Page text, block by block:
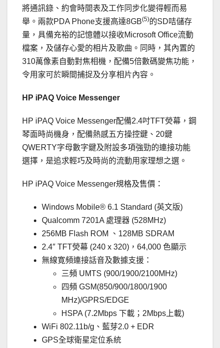
將通訊錄、約會時間表及工作同步化變得輕而易
舉。兩款PDA Phone支援高達8GB(5)的SD咭儲存
量，具備充裕的記憶體以接收Microsoft Office流動
檔案，及儲存心愛的相片及歌曲。同時，其內置的
310萬像素自動對焦相機，配備5倍數碼變焦功能，
令用家可於瞬間捕捉及分享相片內容。
HP iPAQ Voice Messenger
HP iPAQ Voice Messenger配備2.4吋TFT熒幕，鋼
琴面時尚機身，配備熱感五方操控鍵、20鍵
QWERTY字母數字鍵及附設多項強勁的連接功能
選擇，是追求輕巧及時尚的流動用家理想之選。
HP iPAQ Voice Messenger規格及售價：
Windows Mobile® 6.1 Standard (英文版)
Qualcomm 7201A 處理器 (528MHz)
256MB Flash ROM 、128MB SDRAM
2.4″ TFT熒幕 (240 x 320)，64,000 色顯示
無線寛頻連接話音及數據支援：
三頻 UMTS (900/1900/2100MHz)
四頻 GSM(850/900/1800/1900
MHz)/GPRS/EDGE
HSPA (7.2Mbps 下載；2Mbps上載)
WiFi 802.11b/g、藍芽2.0 + EDR
GPS全球衛星定位系統